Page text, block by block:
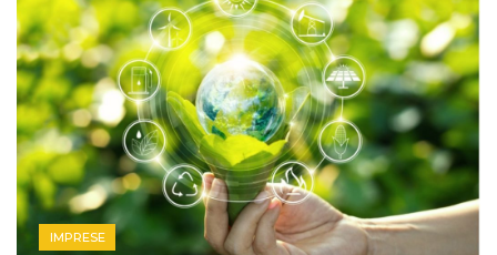
IMPRESE